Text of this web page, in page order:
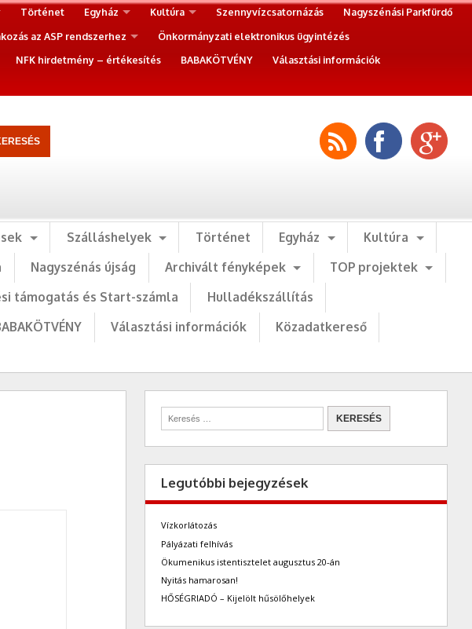
Történet Egyház Kultúra Szennyvízcsatornázás
Nagyszénási Parkfürdő
az ASP rendszerhez
Önkormányzati elektronikus ügyintézés
NFK hirdetmény – értékesítés BABAKÖTVÉNY
Választási információk
Szálláshelyek Történet Egyház
Kultúra
Nagyszénás újság Archivált fényképek
TOP projektek
támogatás és Start-számla
Hulladékszállítás
Választási információk
Közadatkereső
Legutóbbi bejegyzések
Vízkorlátozás
Pályázati felhívás
Ökumenikus istentisztelet augusztus 20-án
Nyitás hamarosan!
HŐSÉGRIADÓ – Kijelölt hűsölőhelyek